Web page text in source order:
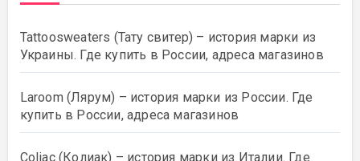
Tattoosweaters (Тату свитер) – история марки из
Украины. Где купить в России, адреса магазинов
Laroom (Лярум) – история марки из России. Где
купить в России, адреса магазинов
Coliac (Колиак) – история марки из Италии. Где